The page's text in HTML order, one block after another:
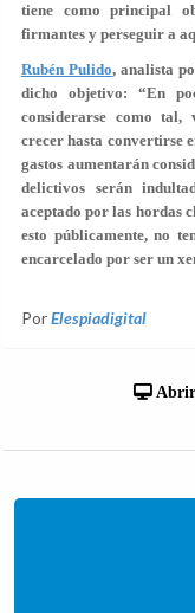
tiene como principal
firmantes y perseguir a
Rubén Pulido, analista
dicho objetivo: “En
considerarse como tal,
crecer hasta convertirse
gastos aumentarán
delictivos serán
aceptado por las hordas
esto públicamente, no
encarcelado por ser un
PorElespiadigital
Abrir